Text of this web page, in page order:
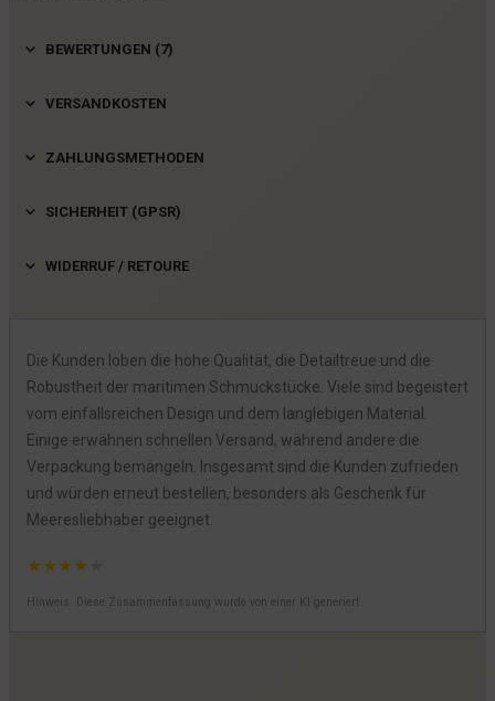
BEWERTUNGEN (7)
VERSANDKOSTEN
ZAHLUNGSMETHODEN
SICHERHEIT (GPSR)
WIDERRUF / RETOURE
Die Kunden loben die hohe Qualität, die Detailtreue und die
Robustheit der maritimen Schmuckstücke. Viele sind begeistert
vom einfallsreichen Design und dem langlebigen Material.
Einige erwähnen schnellen Versand, während andere die
Verpackung bemängeln. Insgesamt sind die Kunden zufrieden
und würden erneut bestellen, besonders als Geschenk für
Meeresliebhaber geeignet.
★★★★
Hinweis: Diese Zusammenfassung wurde von einer KI generiert.